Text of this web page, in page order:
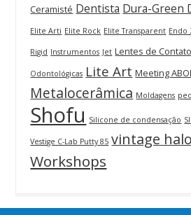
Ceramisté Dentista Dura-Green
Elite Arti Elite Rock Elite Transparent Endo
Rigid Instrumentos Jet Lentes de Contato
Odontológicas Lite Art Meeting
Metalocerâmica Moldagens
Shofu Silicone de condensação
Vestige C-Lab Putty 85 vintage halo
Workshops